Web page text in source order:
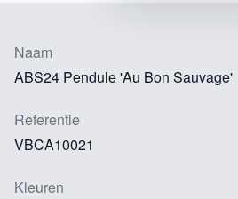
Naam
ABS24 Pendule 'Au Bon Sauvage'
Referentie
VBCA10021
Kleuren